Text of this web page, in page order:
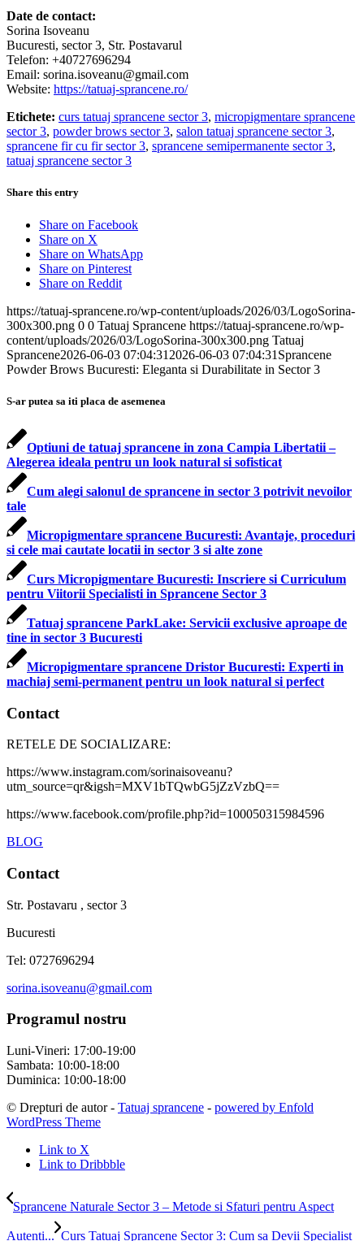
Date de contact:
Sorina Isoveanu
Bucuresti, sector 3, Str. Postavarul
Telefon: +40727696294
Email: sorina.isoveanu@gmail.com
Website: https://tatuaj-sprancene.ro/
Etichete: curs tatuaj sprancene sector 3, micropigmentare sprancene
sector 3, powder brows sector 3, salon tatuaj sprancene sector 3,
sprancene fir cu fir sector 3, sprancene semipermanente sector 3,
tatuaj sprancene sector 3
Share this entry
Share on Facebook
Share on X
Share on WhatsApp
Share on Pinterest
Share on Reddit
https://tatuaj-sprancene.ro/wp-content/uploads/2026/03/LogoSorina-
300x300.png 0 0 Tatuaj Sprancene https://tatuaj-sprancene.ro/wp-
content/uploads/2026/03/LogoSorina-300x300.png Tatuaj
Sprancene2026-06-03 07:04:31 2026-06-03 07:04:31 Sprancene
Powder Brows Bucuresti: Eleganta si Durabilitate in Sector 3
S-ar putea sa iti placa de asemenea
Optiuni de tatuaj sprancene in zona Campia Libertatii –
Alegerea ideala pentru un look natural si sofisticat
Cum alegi salonul de sprancene in sector 3 potrivit nevoilor
tale
Micropigmentare sprancene Bucuresti: Avantaje, proceduri
si cele mai cautate locatii in sector 3 si alte zone
Curs Micropigmentare Bucuresti: Inscriere si Curriculum
pentru Viitorii Specialisti in Sprancene Sector 3
Tatuaj sprancene ParkLake: Servicii exclusive aproape de
tine in sector 3 Bucuresti
Micropigmentare sprancene Dristor Bucuresti: Experti in
machiaj semi-permanent pentru un look natural si perfect
Contact
RETELE DE SOCIALIZARE:
https://www.instagram.com/sorinaisoveanu?
utm_source=qr&igsh=MXV1bTQwbG5jZzVzbQ==
https://www.facebook.com/profile.php?id=100050315984596
BLOG
Contact
Str. Postavaru , sector 3
Bucuresti
Tel: 0727696294
sorina.isoveanu@gmail.com
Programul nostru
Luni-Vineri: 17:00-19:00
Sambata: 10:00-18:00
Duminica: 10:00-18:00
© Drepturi de autor - Tatuaj sprancene - powered by Enfold
WordPress Theme
Link to X
Link to Dribbble
Sprancene Naturale Sector 3 – Metode si Sfaturi pentru Aspect
Autenti... Curs Tatuaj Sprancene Sector 3: Cum sa Devii Specialist